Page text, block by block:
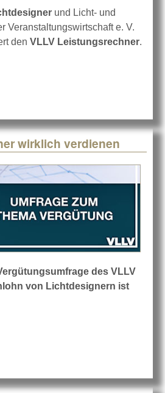
und Licht- und
Veranstaltungswirtschaft e. V.
den VLLV Leistungsrechner.
wirklich verdienen
des VLLV
von Lichtdesignern ist